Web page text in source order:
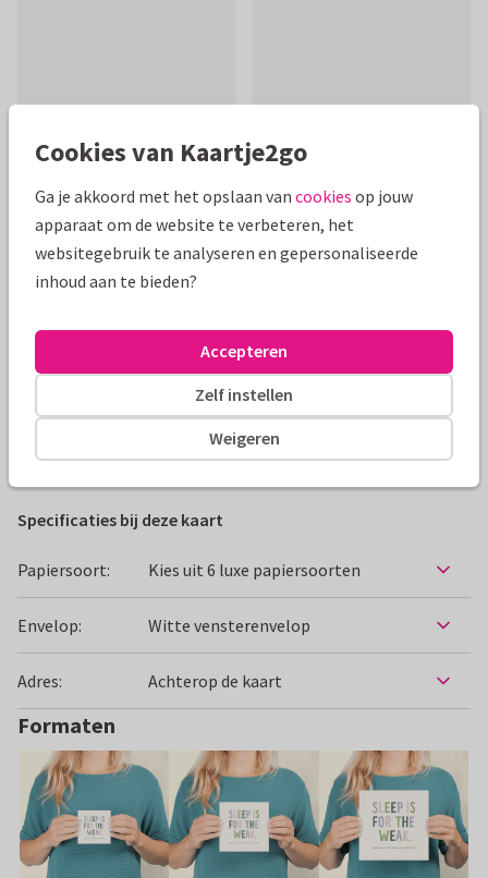
Productinformatie
Grappig felicitatiekaartje om de komst van een kindje te
Alle kaarten zijn helemaal naar wens aan te passen
Felicitatiekaarten
Specificaties bij deze kaart
Papiersoort: Kies uit 6 luxe papiersoorten
Envelop: Witte vensterenvelop
Adres: Achterop de kaart
Formaten
Cookies van Kaartje2go
Ga je akkoord met het opslaan van cookies op jouw
apparaat om de website te verbeteren, het
websitegebruik te analyseren en gepersonaliseerde
inhoud aan te bieden?
Weigeren
Zelf instellen
Accepteren